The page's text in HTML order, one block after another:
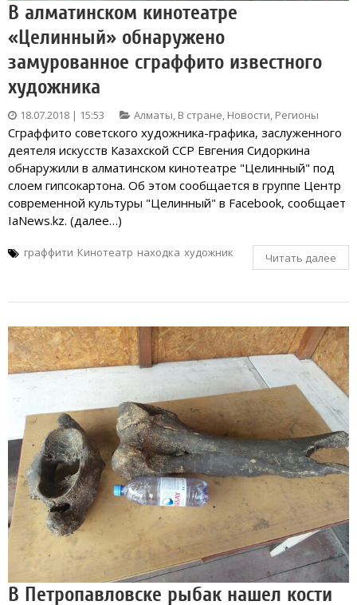
В алматинском кинотеатре
«Целинный» обнаружено
замурованное сграффито известного
художника
18.07.2018 | 15:53 Алматы, В стране, Новости, Регионы
Сграффито советского художника-графика, заслуженного
деятеля искусств Казахской ССР Евгения Сидоркина
обнаружили в алматинском кинотеатре "Целинный" под
слоем гипсокартона. Об этом сообщается в группе Центр
современной культуры "Целинный" в Facebook, сообщает
IaNews.kz. (далее…)
граффити Кинотеатр находка художник Читать далее
В Петропавловске рыбак нашел кости